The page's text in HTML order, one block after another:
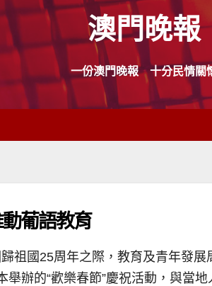
澳門晚報
一份澳門晚報 十分民情關
葡語教育
祖國25周年之際，教育及青年發
辦的“歡樂春節”慶祝活動，與當